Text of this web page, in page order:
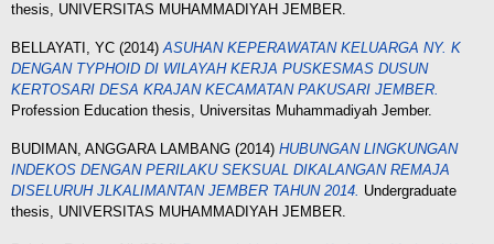
thesis, UNIVERSITAS MUHAMMADIYAH JEMBER.
BELLAYATI, YC (2014)ASUHAN KEPERAWATAN KELUARGA NY. K
DENGAN TYPHOID DI WILAYAH KERJA PUSKESMAS DUSUN
KERTOSARI DESA KRAJAN KECAMATAN PAKUSARI JEMBER.
Profession Education thesis, Universitas Muhammadiyah Jember.
BUDIMAN, ANGGARA LAMBANG (2014) HUBUNGAN LINGKUNGAN
INDEKOS DENGAN PERILAKU SEKSUAL DIKALANGAN REMAJA
DISELURUH JLKALIMANTAN JEMBER TAHUN 2014. Undergraduate
thesis, UNIVERSITAS MUHAMMADIYAH JEMBER.